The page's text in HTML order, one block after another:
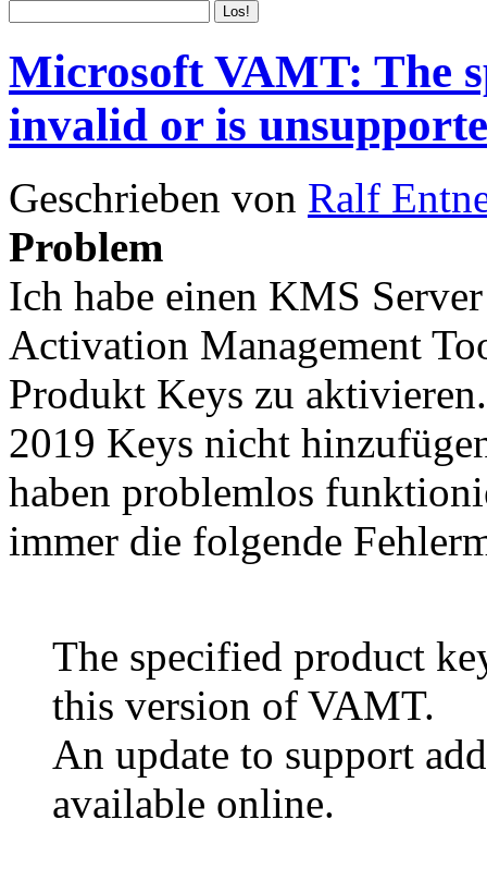
Microsoft VAMT: The
invalid or is
Geschrieben von Ralf
Problem
Ich habe einen KMS
Activation Management
Produkt Keys zu
2019 Keys nicht
haben problemlos
immer die folgende
The specified product
this version of VAMT.
An update to support
available online.